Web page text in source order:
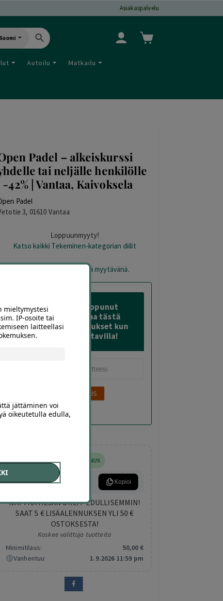
Asiakaspalvelu
Autoilu Matkailu
Padel – alkeiskurssi
tai neljälle henkilölle
-42% | Vantaa, Kaivoksela
Padel
3, 01610 Vantaa
Loppuunmyyty!
Katso kaikki Tekeminen-kategorian diilit
Tuotetta ei ole varastossa eikä myytävänä.
Tämä diili on loppunut
varastosta – Tilaa tästä
sähköposti-ilmoitukset kun
sitä on taas saatavilla!
5,00€ LISÄALENNUS
KESA5 Kopioi
NAPPAA KESÄN DIILIT EDULLISEMMIN!
SAAT 5 € LISÄALENNUKSEN YLI 50 €
OSTOKSESTA!
Koskee valittuja tuotteita
Minimitilaus:
50,00 €
Vanhentuu:
1.9.2026 11:59 pm
mieltymystesi
IP-osoite tai
laitteellasi
jättäminen voi
oikeutetulla edulla,